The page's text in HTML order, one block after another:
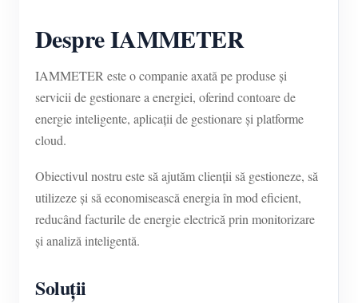
Despre IAMMETER
IAMMETER este o companie axată pe produse și
servicii de gestionare a energiei, oferind contoare de
energie inteligente, aplicații de gestionare și platforme
cloud.
Obiectivul nostru este să ajutăm clienții să gestioneze, să
utilizeze și să economisească energia în mod eficient,
reducând facturile de energie electrică prin monitorizare
și analiză inteligentă.
Soluții